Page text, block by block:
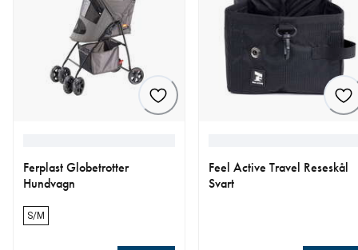
Ferplast Globetrotter
Hundvagn
S/M
Feel Active Travel Reseskål
Svart